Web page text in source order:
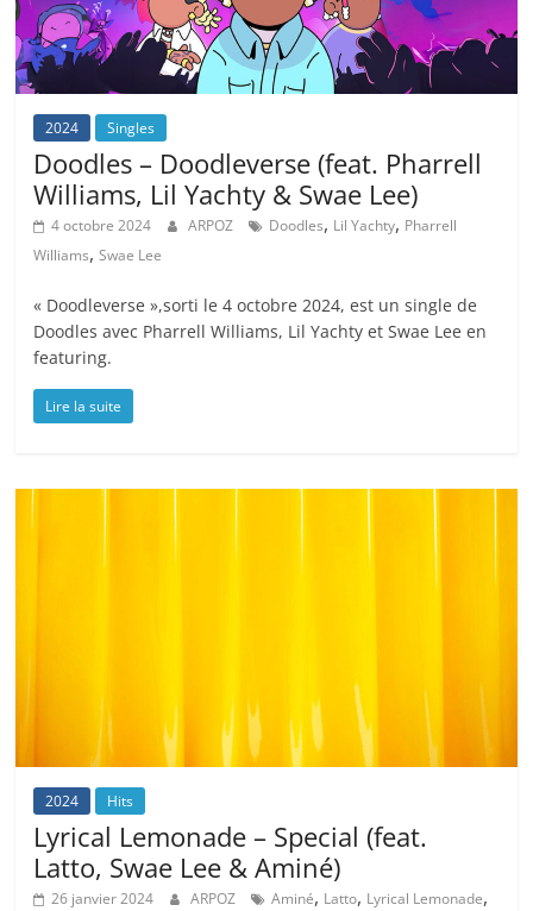
2024 Singles
Doodles – Doodleverse (feat. Pharrell
Williams, Lil Yachty & Swae Lee)
4 octobre 2024 ARPOZ Doodles, Lil Yachty, Pharrell
Williams,Swae Lee
« Doodleverse »,sorti le 4 octobre 2024, est un single de
Doodles avec Pharrell Williams, Lil Yachty et Swae Lee en
featuring.
Lire la suite
2024 Hits
Lyrical Lemonade – Special (feat.
Latto, Swae Lee & Aminé)
26 janvier 2024 ARPOZ Aminé, Latto, Lyrical Lemonade,